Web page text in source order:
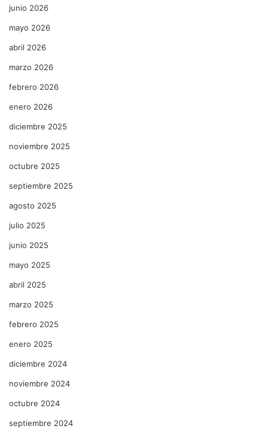
junio 2026
mayo 2026
abril 2026
marzo 2026
febrero 2026
enero 2026
diciembre 2025
noviembre 2025
octubre 2025
septiembre 2025
agosto 2025
julio 2025
junio 2025
mayo 2025
abril 2025
marzo 2025
febrero 2025
enero 2025
diciembre 2024
noviembre 2024
octubre 2024
septiembre 2024